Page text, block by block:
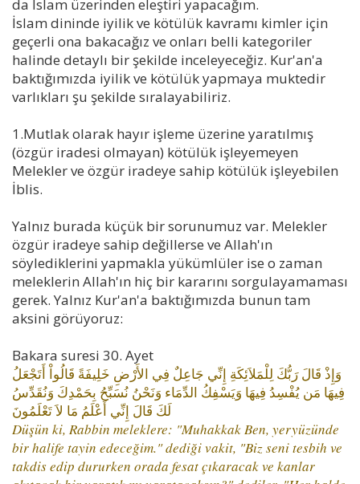
da İslam üzerinden eleştiri yapacağım.
İslam dininde iyilik ve kötülük kavramı kimler için
geçerli ona bakacağız ve onları belli kategoriler
halinde detaylı bir şekilde inceleyeceğiz. Kur'an'a
baktığımızda iyilik ve kötülük yapmaya muktedir
varlıkları şu şekilde sıralayabiliriz.
1.Mutlak olarak hayır işleme üzerine yaratılmış
(özgür iradesi olmayan) kötülük işleyemeyen
Melekler ve özgür iradeye sahip kötülük işleyebilen
İblis.
Yalnız burada küçük bir sorunumuz var. Melekler
özgür iradeye sahip değillerse ve Allah'ın
söylediklerini yapmakla yükümlüler ise o zaman
meleklerin Allah'ın hiç bir kararını sorgulayamaması
gerek. Yalnız Kur'an'a baktığımızda bunun tam
aksini görüyoruz:
Bakara suresi 30. Ayet
وَإِذْ قَالَ رَبُّكَ لِلْمَلاَئِكَةِ إِنِّي جَاعِلٌ فِي الأَرْضِ خَلِيفَةً قَالُواْ أَتَجْعَلُ
فِيهَا مَن يُفْسِدُ فِيهَا وَيَسْفِكُ الدِّمَاء وَنَحْنُ نُسَبِّحُ بِحَمْدِكَ وَنُقَدِّسُ
لَكَ قَالَ إِنِّي أَعْلَمُ مَا لاَ تَعْلَمُونَ
Düşün ki, Rabbin meleklere: "Muhakkak Ben, yeryüzünde
bir halife tayin edeceğim." dediği vakit, "Biz seni tesbih ve
takdis edip dururken orada fesat çıkaracak ve kanlar